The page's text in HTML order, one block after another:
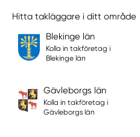
Hitta takläggare i ditt område
Blekinge län
Kolla in takföretag i
Blekinge län
Gävleborgs län
Kolla in takföretag i
Gävleborgs län